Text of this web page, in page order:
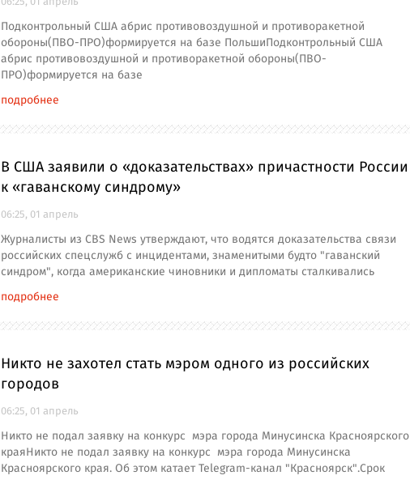
Подконтрольный США абрис противовоздушной и противоракетной
обороны(ПВО-ПРО)формируется на базе ПольшиПодконтрольный США
абрис противовоздушной и противоракетной обороны(ПВО-
ПРО)формируется на базе
подробнее
В США заявили о «доказательствах» причастности России
к «гаванскому синдрому»
06:25, 01 апрель
Журналисты из CBS News утверждают, что водятся доказательства связи
российских спецслужб с инцидентами, знаменитыми будто "гаванский
синдром", когда американские чиновники и дипломаты сталкивались
подробнее
Никто не захотел стать мэром одного из российских
городов
06:25, 01 апрель
Никто не подал заявку на конкурс мэра города Минусинска Красноярского
краяНикто не подал заявку на конкурс мэра города Минусинска
Красноярского края. Об этом катает Telegram-канал "Красноярск".Срок